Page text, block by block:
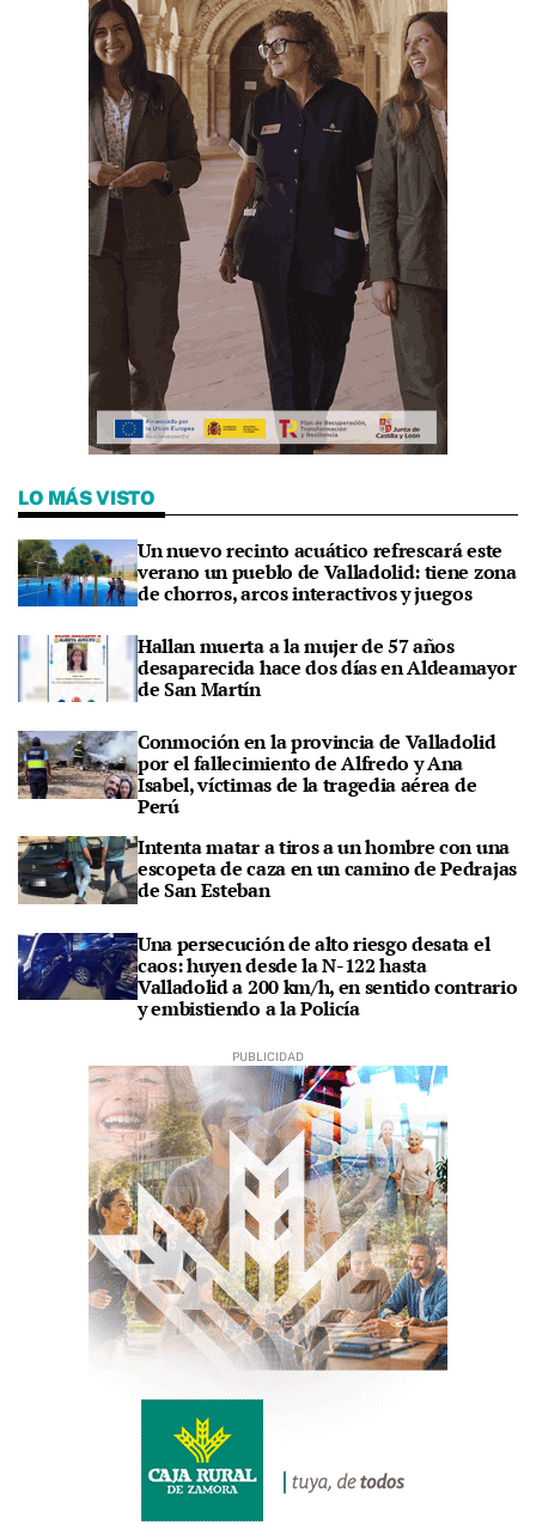
LO MÁS VISTO
Un nuevo recinto acuático refrescará este
verano un pueblo de Valladolid: tiene zona
de chorros, arcos interactivos y juegos
Hallan muerta a la mujer de 57 años
desaparecida hace dos días en Aldeamayor
de San Martín
Conmoción en la provincia de Valladolid
por el fallecimiento de Alfredo y Ana
Isabel, víctimas de la tragedia aérea de
Perú
Intenta matar a tiros a un hombre con una
escopeta de caza en un camino de Pedrajas
de San Esteban
Una persecución de alto riesgo desata el
caos: huyen desde la N-122 hasta
Valladolid a 200 km/h, en sentido contrario
y embistiendo a la Policía